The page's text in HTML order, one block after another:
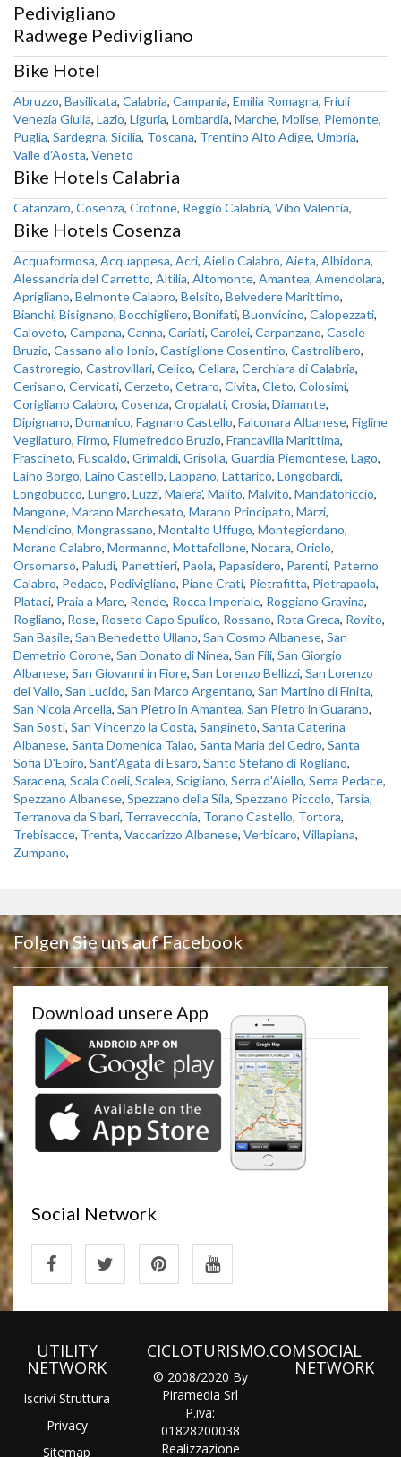
Pedivigliano
Radwege Pedivigliano
Bike Hotel
Abruzzo, Basilicata, Calabria, Campania, Emilia Romagna, Friuli
Venezia Giulia, Lazio, Liguria, Lombardia, Marche, Molise, Piemonte,
Puglia, Sardegna, Sicilia, Toscana, Trentino Alto Adige, Umbria,
Valle d'Aosta, Veneto
Bike Hotels Calabria
Catanzaro, Cosenza, Crotone, Reggio Calabria, Vibo Valentia,
Bike Hotels Cosenza
Acquaformosa, Acquappesa, Acri, Aiello Calabro, Aieta, Albidona,
Alessandria del Carretto, Altilia, Altomonte, Amantea, Amendolara,
Aprigliano, Belmonte Calabro, Belsito, Belvedere Marittimo,
Bianchi, Bisignano, Bocchigliero, Bonifati, Buonvicino, Calopezzati,
Caloveto, Campana, Canna, Cariati, Carolei, Carpanzano, Casole
Bruzio, Cassano allo Ionio, Castiglione Cosentino, Castrolibero,
Castroregio, Castrovillari, Celico, Cellara, Cerchiara di Calabria,
Cerisano, Cervicati, Cerzeto, Cetraro, Civita, Cleto, Colosimi,
Corigliano Calabro, Cosenza, Cropalati, Crosia, Diamante,
Dipignano, Domanico, Fagnano Castello, Falconara Albanese, Figline
Vegliaturo, Firmo, Fiumefreddo Bruzio, Francavilla Marittima,
Frascineto, Fuscaldo, Grimaldi, Grisolia, Guardia Piemontese, Lago,
Laino Borgo, Laino Castello, Lappano, Lattarico, Longobardi,
Longobucco, Lungro, Luzzi, Maiera', Malito, Malvito, Mandatoriccio,
Mangone, Marano Marchesato, Marano Principato, Marzi,
Mendicino, Mongrassano, Montalto Uffugo, Montegiordano,
Morano Calabro, Mormanno, Mottafollone, Nocara, Oriolo,
Orsomarso, Paludi, Panettieri, Paola, Papasidero, Parenti, Paterno
Calabro, Pedace, Pedivigliano, Piane Crati, Pietrafitta, Pietrapaola,
Plataci, Praia a Mare, Rende, Rocca Imperiale, Roggiano Gravina,
Rogliano, Rose, Roseto Capo Spulico, Rossano, Rota Greca, Rovito,
San Basile, San Benedetto Ullano, San Cosmo Albanese, San
Demetrio Corone, San Donato di Ninea, San Fili, San Giorgio
Albanese, San Giovanni in Fiore, San Lorenzo Bellizzi, San Lorenzo
del Vallo, San Lucido, San Marco Argentano, San Martino di Finita,
San Nicola Arcella, San Pietro in Amantea, San Pietro in Guarano,
San Sosti, San Vincenzo la Costa, Sangineto, Santa Caterina
Albanese, Santa Domenica Talao, Santa Maria del Cedro, Santa
Sofia D'Epiro, Sant'Agata di Esaro, Santo Stefano di Rogliano,
Saracena, Scala Coeli, Scalea, Scigliano, Serra d'Aiello, Serra Pedace,
Spezzano Albanese, Spezzano della Sila, Spezzano Piccolo, Tarsia,
Terranova da Sibari, Terravecchia, Torano Castello, Tortora,
Trebisacce, Trenta, Vaccarizzo Albanese, Verbicaro, Villapiana,
Zumpano,
Folgen Sie uns auf Facebook
Download unsere App
Social Network
UTILITY
NETWORK
Iscrivi Struttura
Privacy
Sitemap
CICLOTURISMO.COM
© 2008/2020 By
Piramedia Srl
P.iva:
01828200038
Realizzazione
SOCIAL
NETWORK